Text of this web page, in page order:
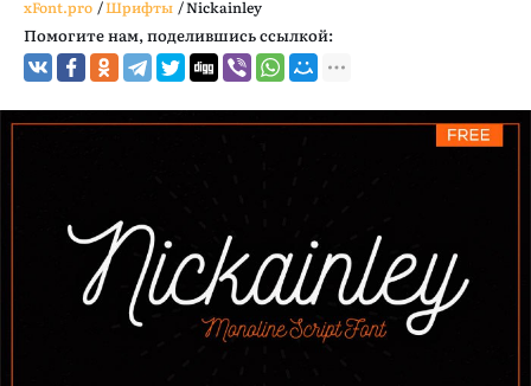
xFont.pro /Шрифты /Nickainley
Помогите нам, поделившись ссылкой: